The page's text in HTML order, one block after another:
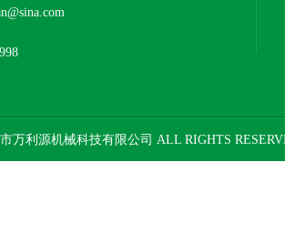
万利源机械科技有限公司 ALL RIGHTS